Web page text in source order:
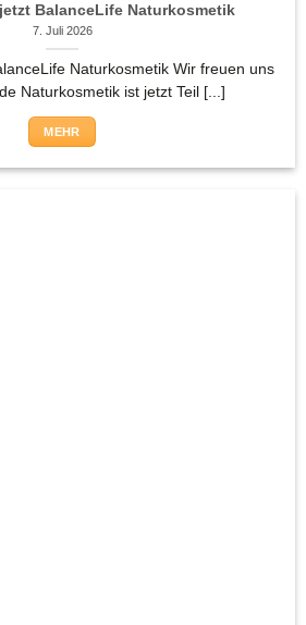
BalanceLife Naturkosmetik
7. Juli 2026
Naturkosmetik Wir freuen uns
Naturkosmetik ist jetzt Teil [...]
MEHR